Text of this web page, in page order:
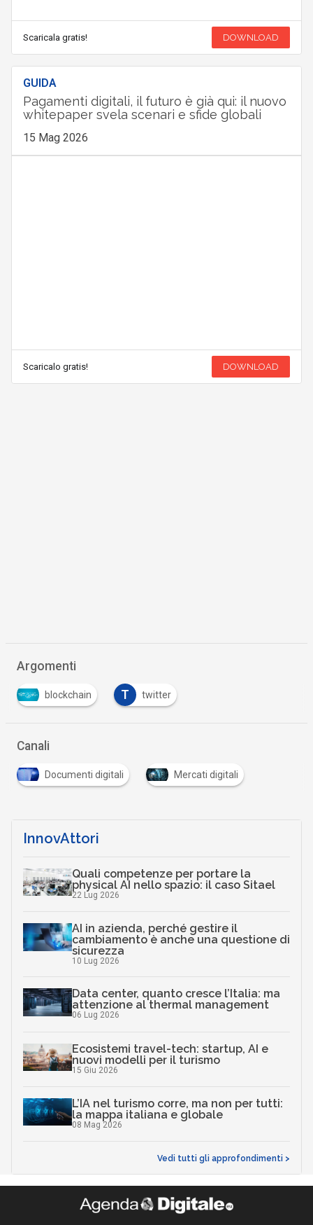
Scaricala gratis! DOWNLOAD
GUIDA
Pagamenti digitali, il futuro è già qui: il nuovo
whitepaper svela scenari e sfide globali
15 Mag 2026
Scaricalo gratis! DOWNLOAD
Argomenti
blockchain T twitter
Canali
Documenti digitali Mercati digitali
InnovAttori
Quali competenze per portare la
physical AI nello spazio: il caso Sitael
22 Lug 2026
AI in azienda, perché gestire il
cambiamento è anche una questione di
sicurezza
10 Lug 2026
Data center, quanto cresce l’Italia: ma
attenzione al thermal management
06 Lug 2026
Ecosistemi travel-tech: startup, AI e
nuovi modelli per il turismo
15 Giu 2026
L’IA nel turismo corre, ma non per tutti:
la mappa italiana e globale
08 Mag 2026
Vedi tutti gli approfondimenti >